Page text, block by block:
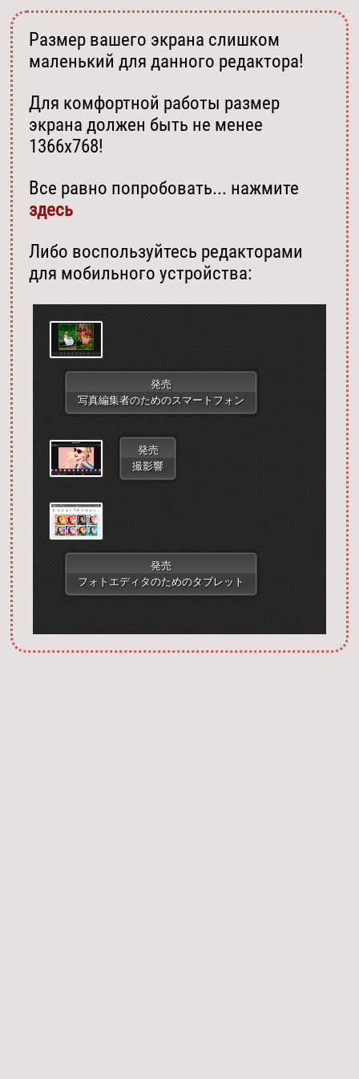
Запустить фотошоп
Размер вашего экрана слишком
маленький для данного редактора!
Для комфортной работы размер
экрана должен быть не менее
1366х768!
Все равно попробовать... нажмите
здесь
Либо воспользуйтесь редакторами
для мобильного устройства:
発売
写真編集者のためのスマートフォン
発売
撮影響
発売
フォトエディタのためのタブレット